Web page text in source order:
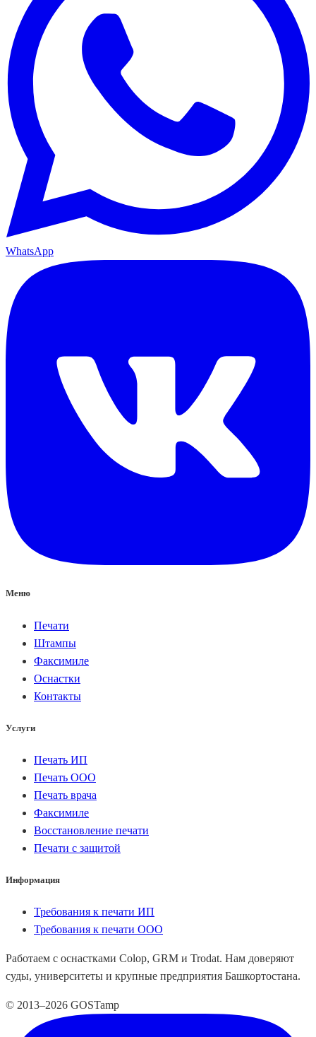
WhatsApp
Меню
Печати
Штампы
Факсимиле
Оснастки
Контакты
Услуги
Печать ИП
Печать ООО
Печать врача
Факсимиле
Восстановление печати
Печати с защитой
Информация
Требования к печати ИП
Требования к печати ООО
Работаем с оснастками Colop, GRM и Trodat. Нам доверяют
суды, университеты и крупные предприятия Башкортостана.
© 2013–2026 GOSTamp